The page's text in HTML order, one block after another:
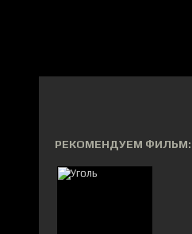
РЕКОМЕНДУЕМ ФИЛЬМ: